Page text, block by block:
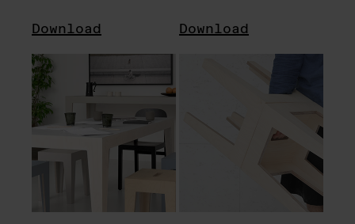
Download Download